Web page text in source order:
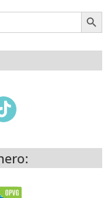
Botón de